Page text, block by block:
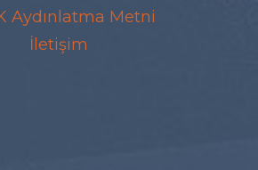
Aydınlatma Metni
İletişim